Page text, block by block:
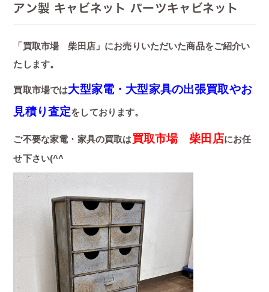
アン製 キャビネット パーツキャビネット
「買取市場 柴田店」にお売りいただいた商品をご紹介い
たします。
買取市場では大型家電・大型家具の出張買取やお
見積り査定をしております。
ご不要な家電・家具の買取は買取市場 柴田店にお任
せ下さい(^^